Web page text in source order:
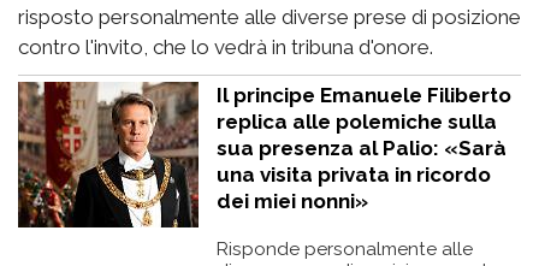
risposto personalmente alle diverse prese di posizione
contro l'invito, che lo vedrà in tribuna d'onore.
Il principe Emanuele Filiberto
replica alle polemiche sulla
sua presenza al Palio: «Sarà
una visita privata in ricordo
dei miei nonni»
Risponde personalmente alle